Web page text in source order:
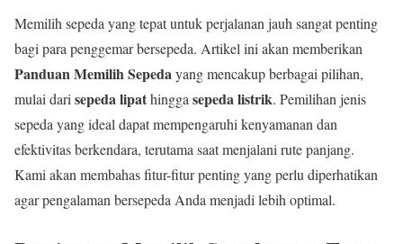
Memilih sepeda yang tepat untuk perjalanan jauh sangat penting
bagi para penggemar bersepeda. Artikel ini akan memberikan
Panduan Memilih Sepedayang mencakup berbagai pilihan,
mulai dari sepeda lipathingga sepeda listrik. Pemilihan jenis
sepeda yang ideal dapat mempengaruhi kenyamanan dan
efektivitas berkendara, terutama saat menjalani rute panjang.
Kami akan membahas fitur-fitur penting yang perlu diperhatikan
agar pengalaman bersepeda Anda menjadi lebih optimal.